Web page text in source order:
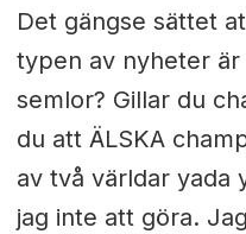
Det gängse sättet
typen av nyheter
semlor? Gillar du
du att ÄLSKA
av två världar yada
jag inte att göra.